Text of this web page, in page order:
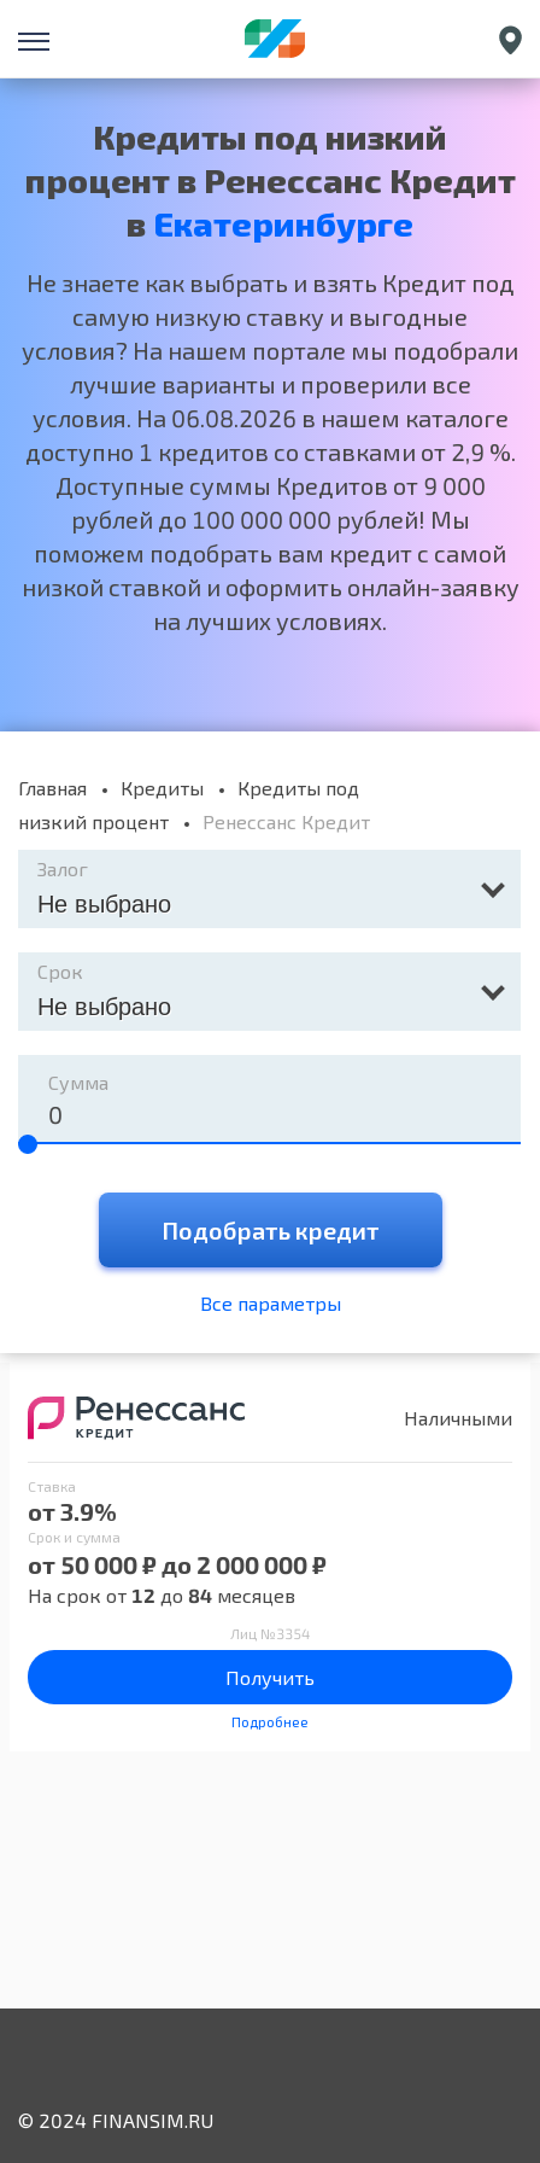
Санкт-Петербург
Москва
Кредиты под низкий
процент в Ренессанс Кредит
в Екатеринбурге
Не знаете как выбрать и взять Кредит под
самую низкую ставку и выгодные
условия? На нашем портале мы подобрали
лучшие варианты и проверили все
условия. На 06.08.2026 в нашем каталоге
доступно 1 кредитов со ставками от 2,9 %.
Доступные суммы Кредитов от 9 000
рублей до 100 000 000 рублей! Мы
поможем подобрать вам кредит с самой
низкой ставкой и оформить онлайн-заявку
на лучших условиях.
Главная Кредиты
Кредиты под
низкий процент
Ренессанс Кредит
Залог
Не выбрано
Срок
Не выбрано
Сумма
Подобрать кредит
Все параметры
Наличными
Ставка
от 3.9%
Срок и сумма
от 50 000 ₽ до 2 000 000 ₽
На срок от 12 до 84 месяцев
Лиц №3354
Получить
Подробнее
© 2024 FINANSIM.RU